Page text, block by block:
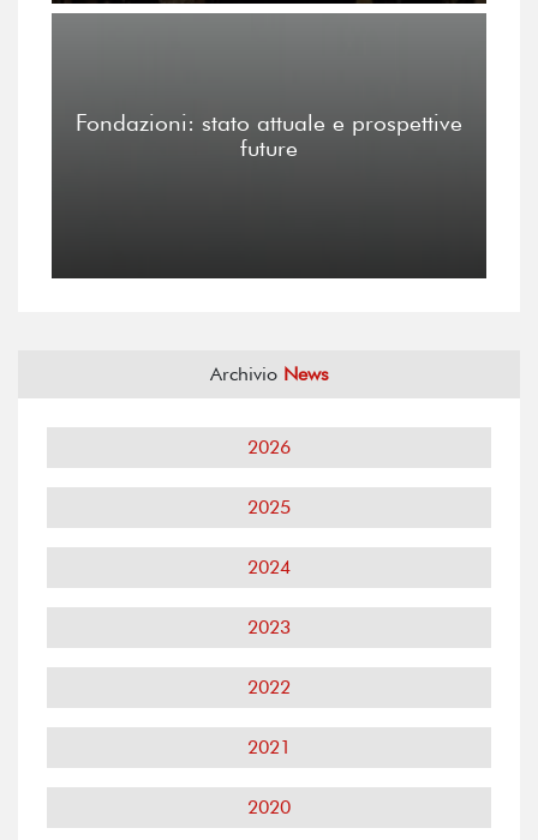
Fondazioni: stato attuale e prospettive
future
Archivio News
2026
2025
2024
2023
2022
2021
2020